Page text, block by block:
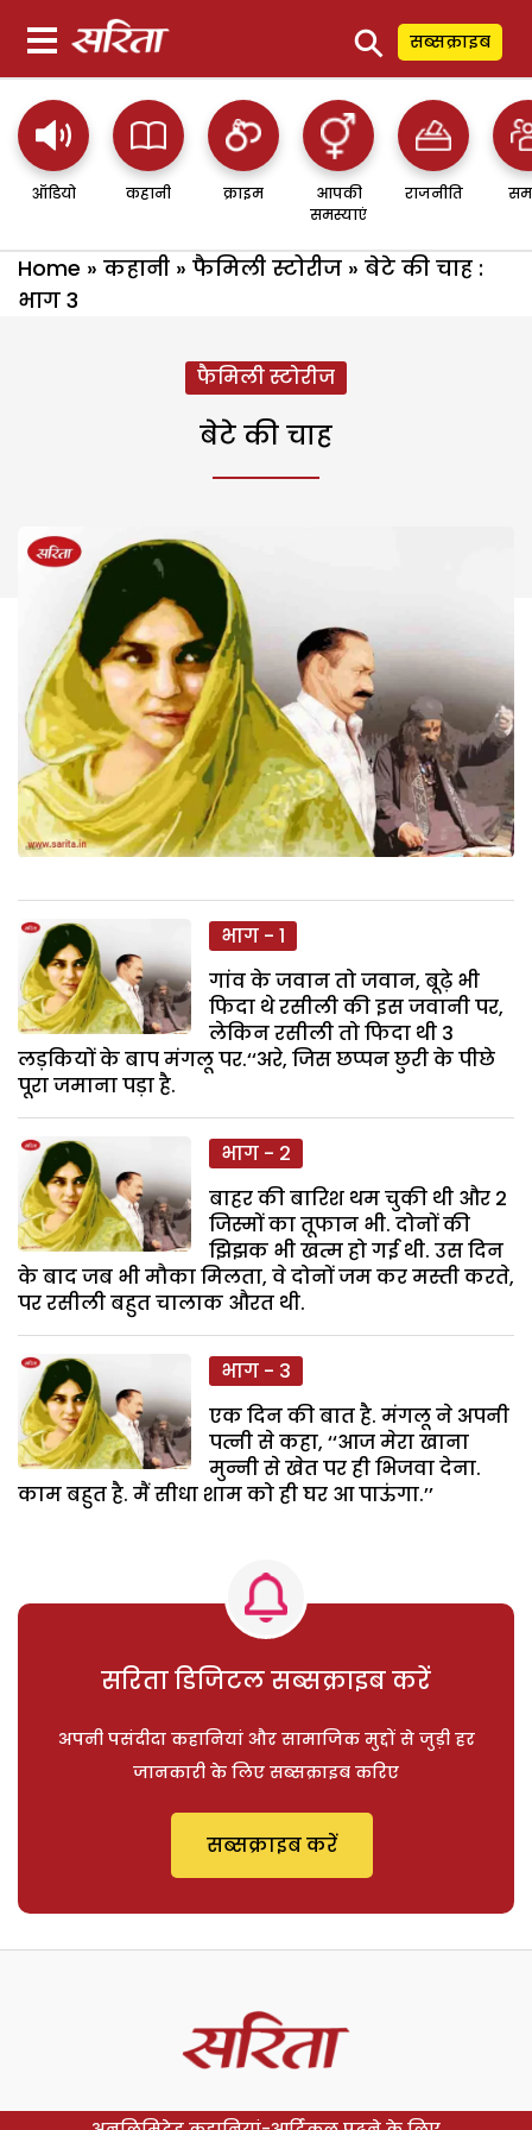
⚲ सब्सक्राइब
ऑडियो कहानी क्राइम
आपकी
समस्याएं
राजनीति
Home » कहानी » फैमिली स्टोरीज » बेटे की चाह :
भाग 3
फैमिली स्टोरीज
बेटे की चाह
भाग - 1
गांव के जवान तो जवान, बूढ़े भी
फिदा थे रसीली की इस जवानी पर,
लेकिन रसीली तो फिदा थी 3
लड़कियों के बाप मंगलू पर.‘‘अरे, जिस छप्पन छुरी के पीछे
पूरा जमाना पड़ा है.
भाग - 2
बाहर की बारिश थम चुकी थी और 2
जिस्मों का तूफान भी. दोनों की
झिझक भी खत्म हो गई थी. उस दिन
के बाद जब भी मौका मिलता, वे दोनों जम कर मस्ती करते,
पर रसीली बहुत चालाक औरत थी.
भाग - 3
एक दिन की बात है. मंगलू ने अपनी
पत्नी से कहा, ‘‘आज मेरा खाना
मुन्नी से खेत पर ही भिजवा देना.
काम बहुत है. मैं सीधा शाम को ही घर आ पाऊंगा.’’
सरिता डिजिटल सब्सक्राइब करें
अपनी पसंदीदा कहानियां और सामाजिक मुद्दों से जुड़ी हर
जानकारी के लिए सब्सक्राइब करिए
सब्सक्राइब करें